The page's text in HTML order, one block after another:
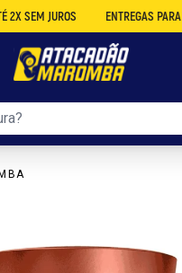
JUROS ENTREGAS PARA